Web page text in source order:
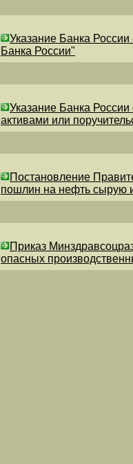
Указание Банка
Банка России"
Указание Банка
активами или
Постановление
пошлин на нефть сырую
Приказ
опасных